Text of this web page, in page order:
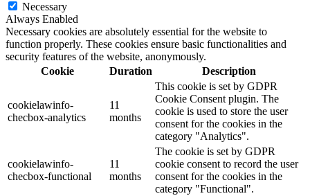
Necessary
Always Enabled
Necessary cookies are absolutely essential for the website to
function properly. These cookies ensure basic functionalities and
security features of the website, anonymously.
Cookie
Duration Description
cookielawinfo-
checbox-analytics
11
months
This cookie is set by GDPR
Cookie Consent plugin. The
cookie is used to store the user
consent for the cookies in the
category "Analytics".
cookielawinfo-
checbox-functional
11
months
The cookie is set by GDPR
cookie consent to record the user
consent for the cookies in the
category "Functional".